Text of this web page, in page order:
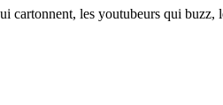
les youtubeurs qui buzz,